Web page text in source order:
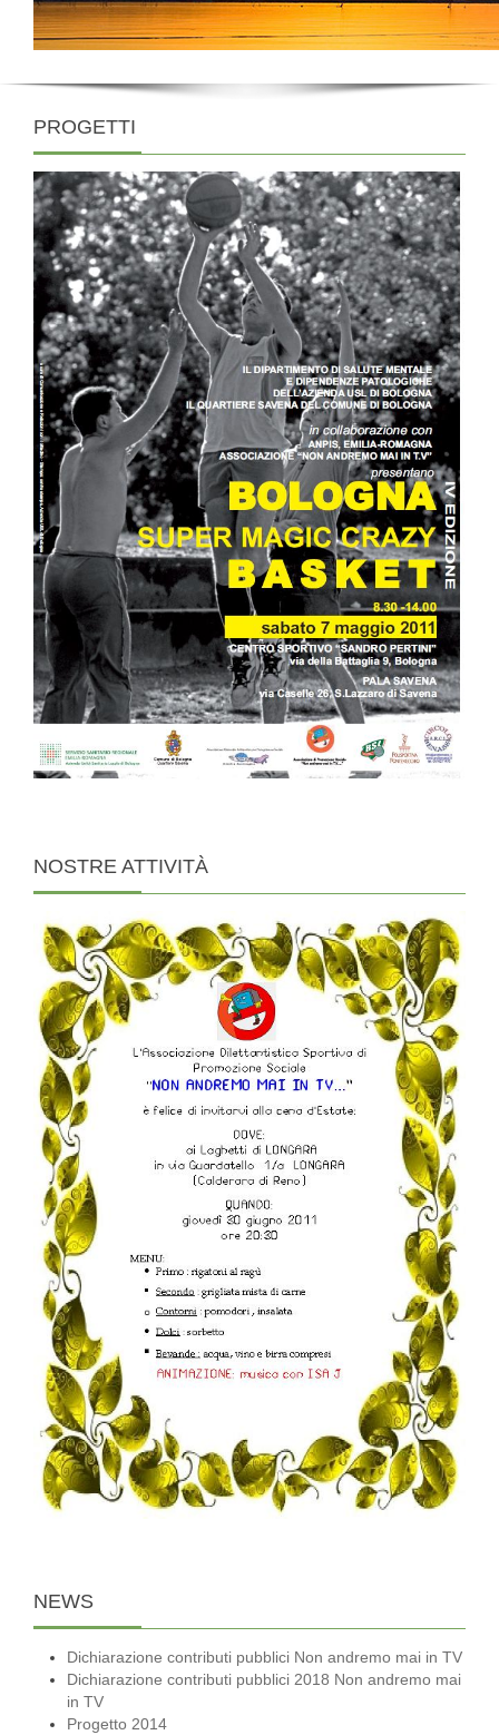
PROGETTI
NOSTRE ATTIVITÀ
NEWS
Dichiarazione contributi pubblici Non andremo mai in TV
Dichiarazione contributi pubblici 2018 Non andremo mai
in TV
Progetto 2014